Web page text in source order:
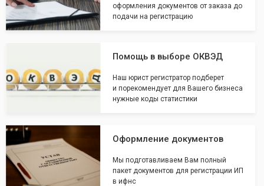
оформления документов от заказа до
подачи на регистрацию
Помощь в выборе ОКВЭД
Наш юрист регистратор подберет
и порекомендует для Вашего бизнеса
нужные коды статистики
Оформление документов
Мы подготавливаем Вам полный
пакет документов для регистрации ИП
в ифнс